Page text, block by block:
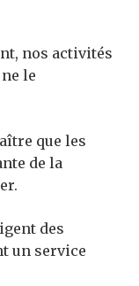
nos activités
le
que les
de la
des
un service